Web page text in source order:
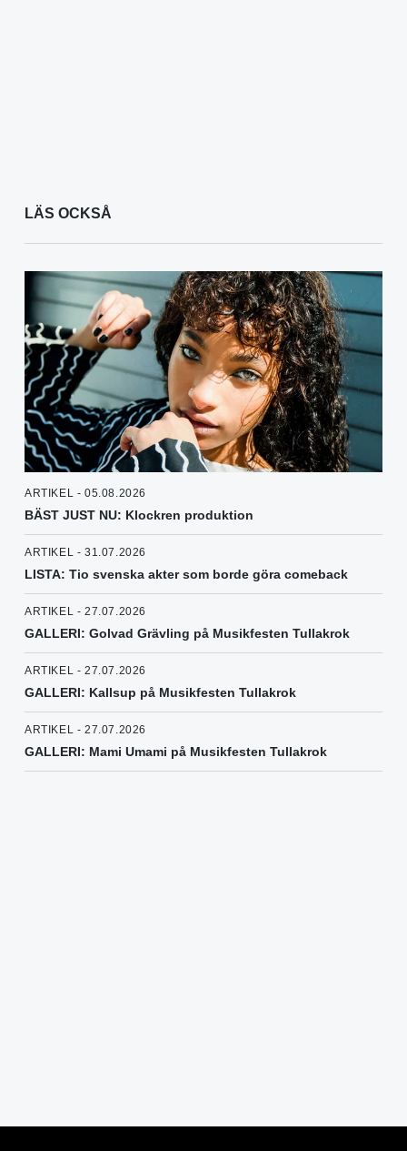
LÄS OCKSÅ
ARTIKEL - 05.08.2026
BÄST JUST NU: Klockren produktion
ARTIKEL - 31.07.2026
LISTA: Tio svenska akter som borde göra comeback
ARTIKEL - 27.07.2026
GALLERI: Golvad Grävling på Musikfesten Tullakrok
ARTIKEL - 27.07.2026
GALLERI: Kallsup på Musikfesten Tullakrok
ARTIKEL - 27.07.2026
GALLERI: Mami Umami på Musikfesten Tullakrok